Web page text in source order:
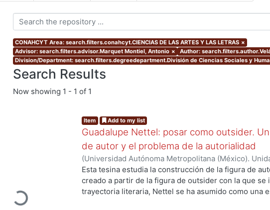
CONAHCYT Area: search.filters.conahcyt.CIENCIAS DE LAS ARTES Y LAS LETRAS ×
Advisor: search.filters.advisor.Marquet Montiel, Antonio × Author:
Division/Department: search.filters.degreedepartment.División de Ciencias Sociales y
Search Results
Now showing 1 - 1 of 1
Loading...
Item Add to my list
Guadalupe Nettel: posar como outsider.
de autor y el problema de la autorialidad
(Universidad Autónoma Metropolitana (México).
de Servicios de Información.,2021-10 )Velázquez
Esta tesina estudia la construcción de la figura de
creado a partir de la figura de outsider con la que se
trayectoria literaria, Nettel se ha asumido como una